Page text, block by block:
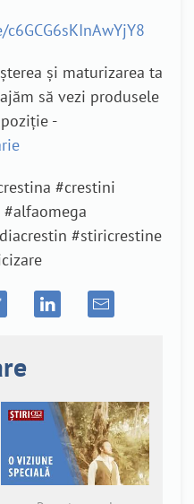
și maturizarea ta
să vezi produsele
-
#crestini
#stiricrestine